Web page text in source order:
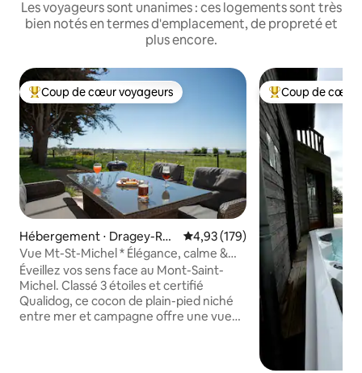
Les voyageurs sont unanimes : ces logements sont très
bien notés en termes d'emplacement, de propreté et
plus encore.
Coups de cœur voyageurs les plus appréciés
Coup de cœur voyageurs
Hébergement ⋅ Dragey-Ron
thon
Évaluation moyenne sur la
4,93 (179)
Vue Mt-St-Michel * Élégance, calme &
baby-foot
Éveillez vos sens face au Mont-Saint-
Michel. Classé 3 étoiles et certifié
Qualidog, ce cocon de plain-pied niché
entre mer et campagne offre une vue
Coups de cœur
Coup de cœur